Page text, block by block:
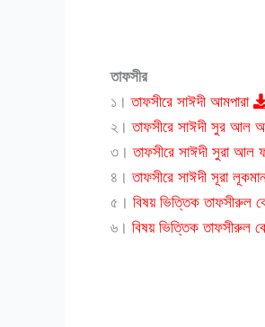
তাফসীর
১।তাফসীরে সাঈদী আমপারা
২।তাফসীরে সাঈদী সুর আল
৩।তাফসীরে সাঈদী সুরা আল
৪।তাফসীরে সাঈদী সূরা
৫। বিষয় ভিত্তিক
৬। বিষয় ভিত্তিক